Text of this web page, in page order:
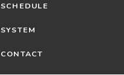
SCHEDULE
SYSTEM
CONTACT